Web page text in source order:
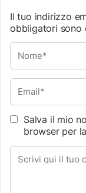
Il tuo indirizzo
obbligatori sono
Salva il mio
browser per